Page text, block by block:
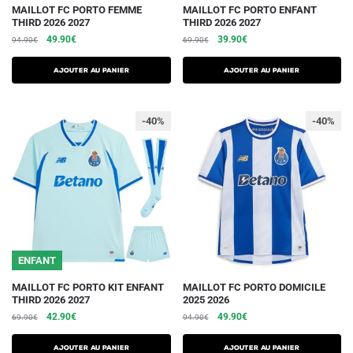
MAILLOT FC PORTO FEMME
THIRD 2026 2027
94.90€
Le
initial
était :
49.90€Le
actuel
est :
AJOUTER AU PANIER
Ce
produit
a
plusieurs
variations.
options
peuvent
être
choisies
page
du
produit
MAILLOT FC PORTO ENFANT
THIRD 2026 2027
69.90€
Le
initial
était :
39.90€Le
actuel
est :
AJOUTER AU PANIER
Ce
produit
a
plusieurs
variations.
peuvent
choisies
ENFANT
-40%
MAILLOT FC PORTO KIT ENFANT
THIRD 2026 2027
69.90€
Le
initial
42.90€Le
actuel
AJOUTER AU PANIER
Ce
produit
a
plusieurs
-40%
MAILLOT FC PORTO DOMICILE
2025 2026
94.90€
Le
initial
49.90€Le
actuel
AJOUTER AU PANIER
Ce
produit
a
plusieurs